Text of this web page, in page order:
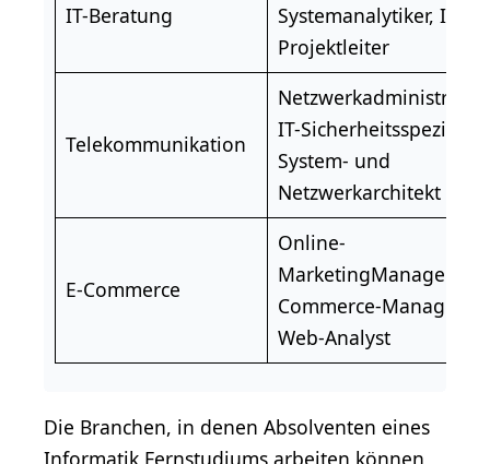
IT-Beratung
Systemanalytiker, IT-
Projektleiter
Telekommunikation
Netzwerkadministrator
IT-Sicherheitsspezialist,
System- und
Netzwerkarchitekt
E-Commerce
Online-
MarketingManager, E-
Commerce-Manager,
Web-Analyst
Die Branchen, in denen Absolventen eines
Informatik Fernstudiums arbeiten können,